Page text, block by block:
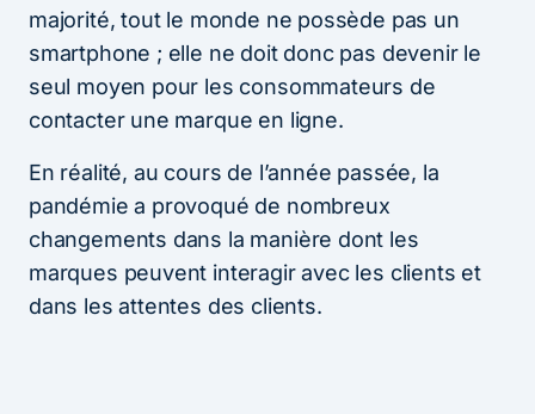
majorité, tout le monde ne possède pas un
smartphone ; elle ne doit donc pas devenir le
seul moyen pour les consommateurs de
contacter une marque en ligne.
En réalité, au cours de l’année passée, la
pandémie a provoqué de nombreux
changements dans la manière dont les
marques peuvent interagir avec les clients et
dans les attentes des clients.